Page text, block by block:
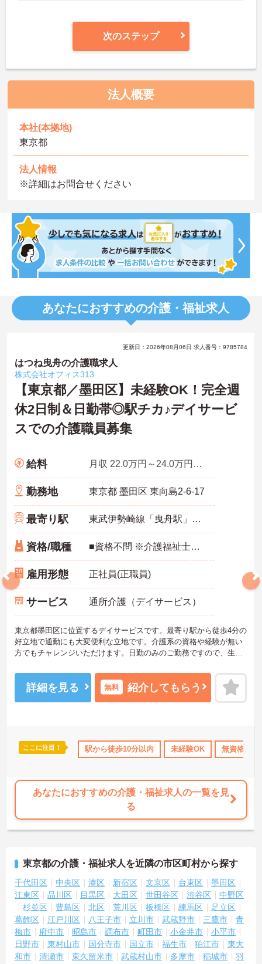
次のステップ
法人概要
本社(本拠地)
東京都
法人情報
※詳細はお問合せください
あなたにおすすめの介護・福祉求人
住宅手当・補助 日勤のみ 年間休日110日以上 ボーナス
更新日：2026年08月06日 求人番号：9785784
はつね曳舟の介護職求人
株式会社オフィス313
【東京都／墨田区】未経験OK！完全週
休2日制＆日勤帯◎駅チカ♪デイサービ
スでの介護職員募集
給料 月収 22.0万円～24.0万円程度
勤務地 東京都 墨田区 東向島2-6-17
最寄り駅 東武伊勢崎線「曳舟駅」徒歩1分
資格/職種 ■資格不問 ※介護福祉士・普通自動車運転免許（AT限定可）あれば尚可 ※未経験可
雇用形態 正社員(正職員)
サービス 通所介護（デイサービス）
東京都墨田区に位置するデイサービスです。最寄り駅から徒歩4分の
好立地で通勤にも大変便利な立地です。介護系の資格や経験が無い
方でもチャレンジいただけます。日勤のみのご勤務ですので、生活
は、面接対策ポイントなど、さらに詳細をお話しいたしますのでお
気軽にご相談ください！
詳細を見る 無料 紹介してもらう
ここに注目！ 駅から徒歩10分以内 未経験OK 無資格OK
あなたにおすすめの介護・福祉求人の一覧を見
る
東京都の介護・福祉求人を近隣の市区町村から探す
千代田区 中央区 港区 新宿区 文京区 台東区
墨田区
江東区
品川区 目黒区 大田区 世田谷区 渋谷区
中野区
杉並区
豊島区 北区 荒川区 板橋区 練馬区
足立区
葛飾区
江戸川区 八王子市 立川市 武蔵野市 三鷹市
青
梅市
府中市 昭島市 調布市 町田市 小金井市
小平市
日野市
東村山市 国分寺市 国立市 福生市 狛江市
東大
和市
清瀬市 東久留米市 武蔵村山市 多摩市 稲城市
羽